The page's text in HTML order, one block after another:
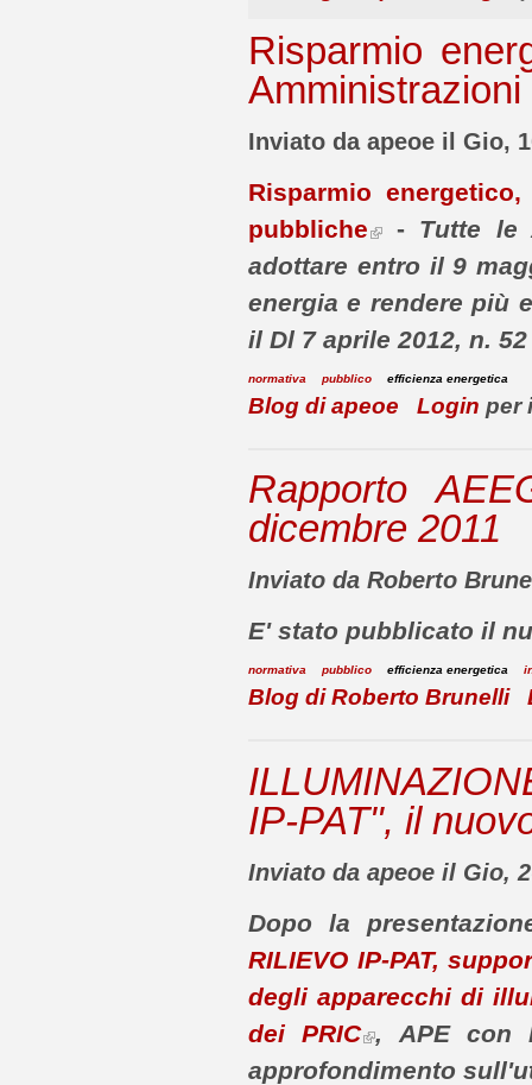
Risparmio
Inviato da apeoe il Gio,
Risparmio
pubbliche
- Tutte le
adottare entro il 9
energia e rendere più
il Dl 7 aprile 2012, n.
normativa pubblico efficienza energetica
Blog di apeoe Login per
Rapporto
dicembre 2011
Inviato da Roberto
E' stato pubblicato il
normativa pubblico efficienza energetica
Blog di Roberto Brunelli
IP-PAT", il
Inviato da apeoe il Gio,
Dopo la
RILIEVO IP-PAT,
degli apparecchi di
dei PRIC , APE con
approfondimento